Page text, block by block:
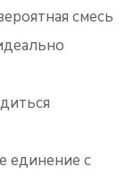
смесь
единение с